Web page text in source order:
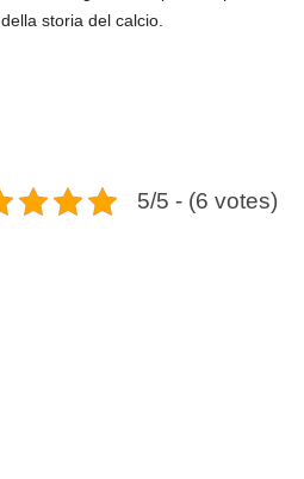
storia del calcio.
5/5 - (6 votes)